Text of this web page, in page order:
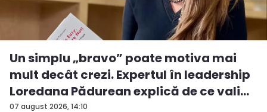
07 august 2026, 14:10
Un simplu „bravo” poate motiva mai
mult decât crezi. Expertul în leadership
Loredana Pădurean explică de ce vali...